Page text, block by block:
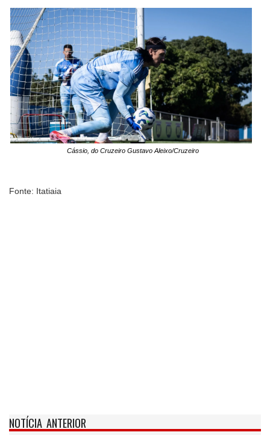
Cássio, do Cruzeiro Gustavo Aleixo/Cruzeiro
Fonte: Itatiaia
NOTÍCIA ANTERIOR